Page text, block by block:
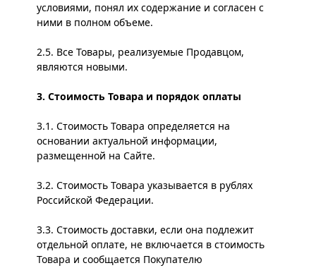
условиями, понял их содержание и согласен с
ними в полном объеме.
2.5. Все Товары, реализуемые Продавцом,
являются новыми.
3. Стоимость Товара и порядок оплаты
3.1. Стоимость Товара определяется на
основании актуальной информации,
размещенной на Сайте.
3.2. Стоимость Товара указывается в рублях
Российской Федерации.
3.3. Стоимость доставки, если она подлежит
отдельной оплате, не включается в стоимость
Товара и сообщается Покупателю